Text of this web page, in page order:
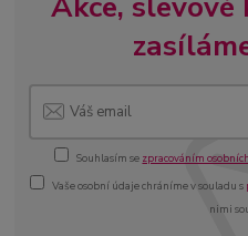
Souhlasím se zpracováním
Vaše osobní údaje chráníme v souladu s
nimi